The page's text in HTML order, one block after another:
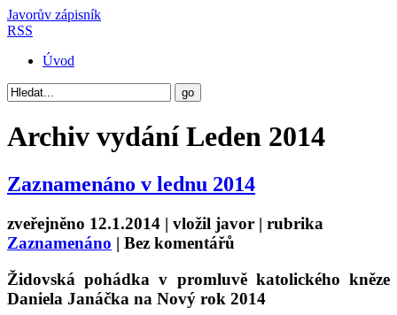
Javorův zápisník
RSS
Úvod
Archiv vydáníLeden 2014
Zaznamenáno v lednu 2014
zveřejněno 12.1.2014 | vložil javor | rubrika
Zaznamenáno | Bez komentářů
Židovská pohádka v promluvě katolického kněze
Daniela Janáčka na Nový rok 2014